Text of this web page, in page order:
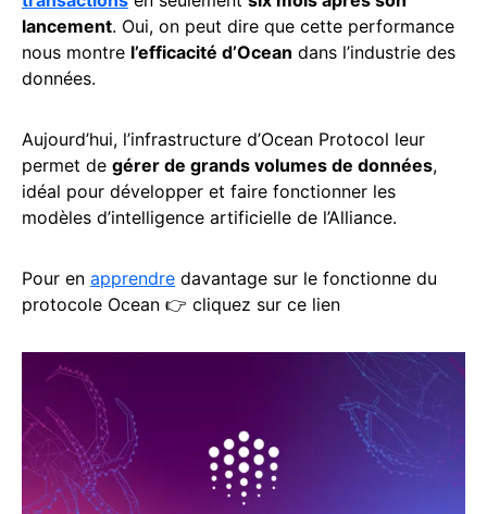
lancement. Oui, on peut dire que cette performance
nous montre l’efficacité d’Ocean dans l’industrie des
données.
Aujourd’hui, l’infrastructure d’Ocean Protocol leur
permet de gérer de grands volumes de données,
idéal pour développer et faire fonctionner les
modèles d’intelligence artificielle de l’Alliance.
Pour en apprendre davantage sur le fonctionne du
protocole Ocean 👉 cliquez sur ce lien